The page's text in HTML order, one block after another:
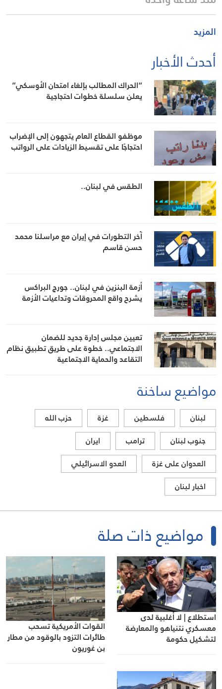
المزيد
أحدث الأخبار
“الحراك المطالب بإلغاء امتحان الأوسكي”
يعلن سلسلة خطوات احتجاجية
موظفو القطاع العام يتجهون إلى الإضراب
احتجاجًا على تقسيط الزيادات على الرواتب
الطقس في لبنان..
آخر التطورات في إيران مع مراسلنا محمد
حسن قاسم
أزمة البنزين في لبنان.. جورج البراكس
يشرح واقع المحروقات وتداعيات الأزمة
تعيين مجلس إدارة جديد للضمان
الاجتماعي.. خطوة على طريق تطبيق نظام
التقاعد والحماية الاجتماعية
مواضيع ساخنة
لبنان فلسطين غزة
حزب الله
جنوب لبنان
ترامب
ايران
العدوان على غزة
العدو الاسرائيلي
اخبار لبنان
مواضيع ذات صلة
استطلاع | لا أغلبية لدى
معسكري نتنياهو والمعارضة
لتشكيل حكومة
القوات الأمريكية تسحب
طائرات التزود بالوقود من مطار
بن غوريون